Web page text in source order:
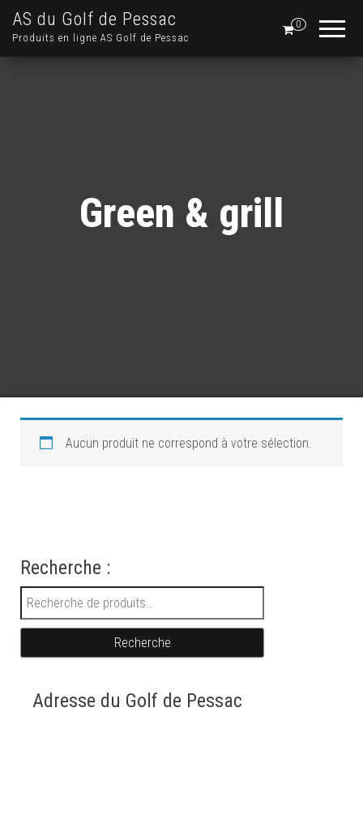
AS du Golf de Pessac
Produits en ligne AS Golf de Pessac
0
Green & grill
Aucun produit ne correspond à votre sélection.
Recherche :
Recherche pour :
Recherche
Adresse du Golf de Pessac